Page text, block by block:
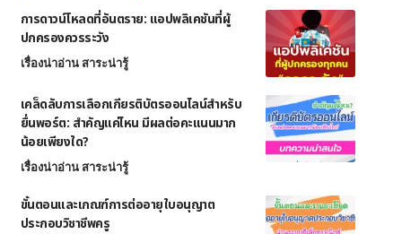
การดาวน์โหลดที่อันตราย: แอปพลิเคชันที่ผู้
ปกครองควรระวัง
เรื่องน่าอ่าน สาระน่ารู้
เคล็ดลับการเลือกเกียรติบัตรออนไลน์สำหรับ
ยื่นพอร์ต: สำคัญแค่ไหน มีผลต่อคะแนนมาก
น้อยเพียงใด?
เรื่องน่าอ่าน สาระน่ารู้
ขั้นตอนและเกณฑ์การต่ออายุใบอนุญาต
ประกอบวิชาชีพครู